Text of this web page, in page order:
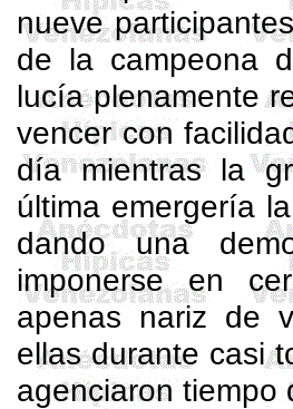
nueve
de la campeona
lucía plenamente
vencer con
día mientras la
última emergería
dando una
imponerse en
apenas nariz de
ellas durante casi
agenciaron tiempo